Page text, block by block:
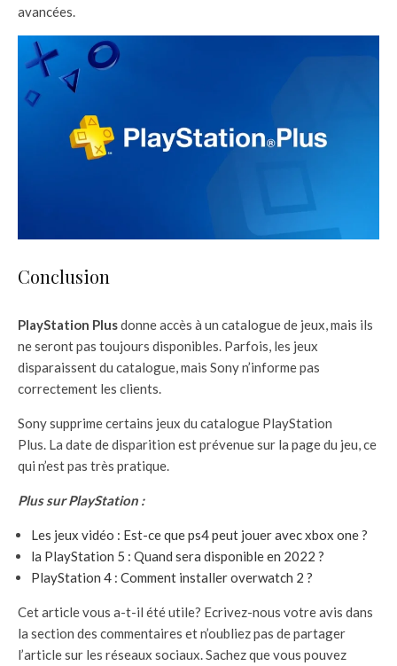
avancées.
Conclusion
PlayStation Plusdonne accès à un catalogue de jeux, mais ils
ne seront pas toujours disponibles. Parfois, les jeux
disparaissent du catalogue, mais Sony n’informe pas
correctement les clients.
Sony supprime certains jeux du catalogue PlayStation
Plus. La date de disparition est prévenue sur la page du jeu, ce
qui n’est pas très pratique.
Plus sur PlayStation :
Les jeux vidéo : Est-ce que ps4 peut jouer avec xbox one ?
la PlayStation 5 : Quand sera disponible en 2022 ?
PlayStation 4 : Comment installer overwatch 2 ?
Cet article vous a-t-il été utile? Ecrivez-nous votre avis dans
la section des commentaires et n’oubliez pas de partager
l’article sur les réseaux sociaux. Sachez que vous pouvez